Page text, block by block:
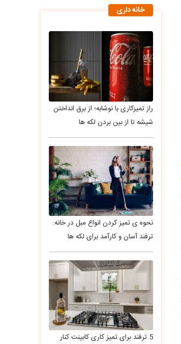
خانه داری
راز تمیزکاری با نوشابه؛ از برق انداختن
شیشه تا از بین بردن لکه ها
نحوه ی تمیز کردن انواع مبل در خانه:
ترفند آسان و کارآمد برای لکه ها
5 ترفند برای تمیز کاری کابینت کنار